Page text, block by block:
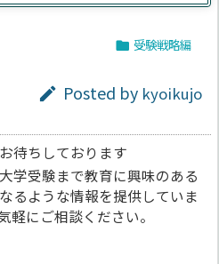
 受験戦略編
 Posted by kyoikujo
待ちしております
学受験まで教育に興味のある
るような情報を提供していま
軽にご相談ください。